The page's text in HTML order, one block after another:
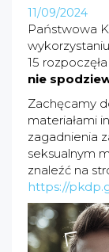
11/09/2024
Państwowa
15
nie
Zachęcamy
materiałami
zagadnienia
seksualnym
znaleźć na
https://